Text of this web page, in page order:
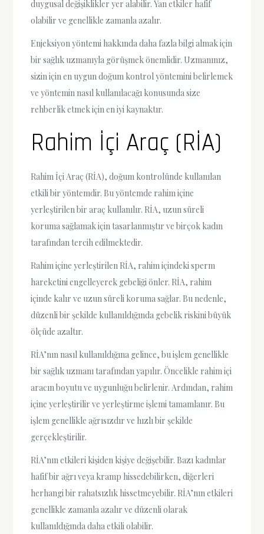
duygusal değişiklikler yer alabilir. Yan etkiler hafif
olabilir ve genellikle zamanla azalır.
Enjeksiyon yöntemi hakkında daha fazla bilgi almak için
bir sağlık uzmanıyla görüşmek önemlidir. Uzmanınız,
sizin için en uygun doğum kontrol yöntemini belirlemek
ve yöntemin nasıl kullanılacağı konusunda size
rehberlik etmek için en iyi kaynaktır.
Rahim İçi Araç (RİA)
Rahim İçi Araç (RİA), doğum kontrolünde kullanılan
etkili bir yöntemdir. Bu yöntemde rahim içine
yerleştirilen bir araç kullanılır. RİA, uzun süreli
koruma sağlamak için tasarlanmıştır ve birçok kadın
tarafından tercih edilmektedir.
Rahim içine yerleştirilen RİA, rahim içindeki sperm
hareketini engelleyerek gebeliği önler. RİA, rahim
içinde kalır ve uzun süreli koruma sağlar. Bu nedenle,
düzenli bir şekilde kullanıldığında gebelik riskini büyük
ölçüde azaltır.
RİA’nın nasıl kullanıldığına gelince, bu işlem genellikle
bir sağlık uzmanı tarafından yapılır. Öncelikle rahim içi
aracın boyutu ve uygunluğu belirlenir. Ardından, rahim
içine yerleştirilir ve yerleştirme işlemi tamamlanır. Bu
işlem genellikle ağrısızdır ve hızlı bir şekilde
gerçekleştirilir.
RİA’nın etkileri kişiden kişiye değişebilir. Bazı kadınlar
hafif bir ağrı veya kramp hissedebilirken, diğerleri
herhangi bir rahatsızlık hissetmeyebilir. RİA’nın etkileri
genellikle zamanla azalır ve düzenli olarak
kullanıldığında daha etkili olabilir.